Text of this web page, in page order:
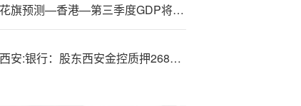
花旗预测—香港—第三季度GDP将增长3.3%
西安:银行：股东西安金控质押2680万股股份